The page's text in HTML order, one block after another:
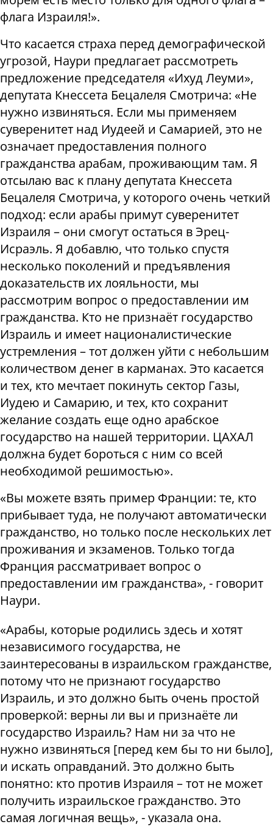
флага Израиля!».
Что касается страха перед демографической
угрозой, Наури предлагает рассмотреть
предложение председателя «Ихуд Леуми»,
депутата Кнессета Бецалеля Смотрича: «Не
нужно извиняться. Если мы применяем
суверенитет над Иудеей и Самарией, это не
означает предоставления полного
гражданства арабам, проживающим там. Я
отсылаю вас к плану депутата Кнессета
Бецалеля Смотрича, у которого очень четкий
подход: если арабы примут суверенитет
Израиля – они смогут остаться в Эрец-
Исраэль. Я добавлю, что только спустя
несколько поколений и предъявления
доказательств их лояльности, мы
рассмотрим вопрос о предоставлении им
гражданства. Кто не признаёт государство
Израиль и имеет националистические
устремления – тот должен уйти с небольшим
количеством денег в карманах. Это касается
и тех, кто мечтает покинуть сектор Газы,
Иудею и Самарию, и тех, кто сохранит
желание создать еще одно арабское
государство на нашей территории. ЦАХАЛ
должна будет бороться с ним со всей
необходимой решимостью».
«Вы можете взять пример Франции: те, кто
прибывает туда, не получают автоматически
гражданство, но только после нескольких лет
проживания и экзаменов. Только тогда
Франция рассматривает вопрос о
предоставлении им гражданства», - говорит
Наури.
«Арабы, которые родились здесь и хотят
независимого государства, не
заинтересованы в израильском гражданстве,
потому что не признают государство
Израиль, и это должно быть очень простой
проверкой: верны ли вы и признаёте ли
государство Израиль? Нам ни за что не
нужно извиняться [перед кем бы то ни было],
и искать оправданий. Это должно быть
понятно: кто против Израиля – тот не может
получить израильское гражданство. Это
самая логичная вещь», - указала она.